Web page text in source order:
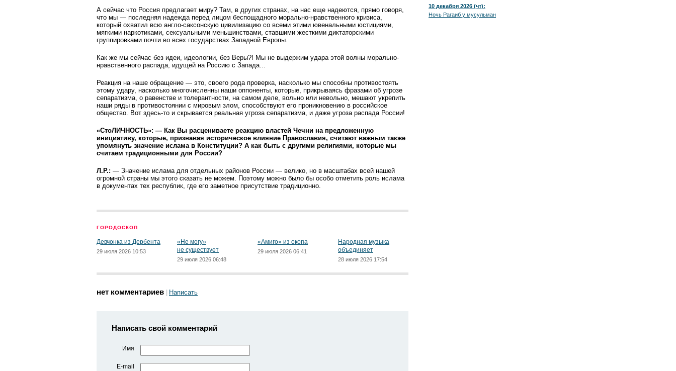
10 декабря 2026 (чт):
Ночь Рагаиб у мусульман
А сейчас что Россия предлагает миру? Там, в других странах, на нас еще надеются, прямо говоря,
что мы — последняя надежда перед лицом беспощадного морально-нравственного кризиса,
который охватил всю англо-саксонскую цивилизацию со всеми этими ювенальными юстициями,
мягкими наркотиками, сексуальными меньшинствами, ставшими жесткими диктаторскими
группировками почти во всех государствах Западной Европы.
Как же мы сейчас без идеи, идеологии, без Веры?! Мы не выдержим удара этой волны морально-
нравственного распада, идущей на Россию с Запада...
Реакция на наше обращение — это, своего рода проверка, насколько мы способны противостоять
этому удару, насколько многочисленны наши оппоненты, которые, прикрываясь фразами об угрозе
сепаратизма, о равенстве и толерантности, на самом деле, вольно или невольно, мешают укрепить
наши ряды в противостоянии с мировым злом, способствуют его проникновению в российское
общество. Вот здесь-то и скрывается реальная угроза сепаратизма, и даже угроза распада России!
«СтоЛИЧНОСТЬ»: — Как Вы расцениваете реакцию властей Чечни на предложенную
инициативу, которые, признавая историческое влияние Православия, считают важным также
упомянуть значение ислама в Конституции? А как быть с другими религиями, которые мы
считаем традиционными для России?
Л.Р.: — Значение ислама для отдельных районов России — велико, но в масштабах всей нашей
огромной страны мы этого сказать не можем. Поэтому можно было бы особо отметить роль ислама
в документах тех республик, где его заметное присутствие традиционно.
ГОРОДОСКОП
Девчонка из Дербента
29 июля 2026 10:53
«Не могу»
не существует
29 июля 2026 06:48
«Амиго» из окопа
29 июля 2026 06:41
Народная музыка
объединяет
28 июля 2026 17:54
нет комментариев Написать
Написать свой комментарий
Имя
E-mail